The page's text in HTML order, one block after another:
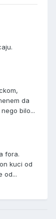
da
bilo...
fora.
kuci od
od...